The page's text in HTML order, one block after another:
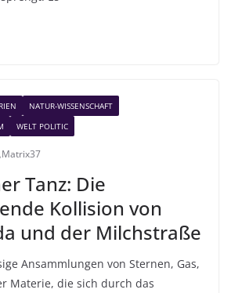
NATUR-WISSENSCHAFT
WELT POLITIC
Matrix37
Tanz: Die
Kollision von
und der Milchstraße
Ansammlungen von Sternen, Gas,
Materie, die sich durch das